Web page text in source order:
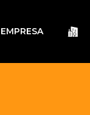
EMPRESA